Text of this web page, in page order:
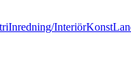
Inredning/InteriörKonst